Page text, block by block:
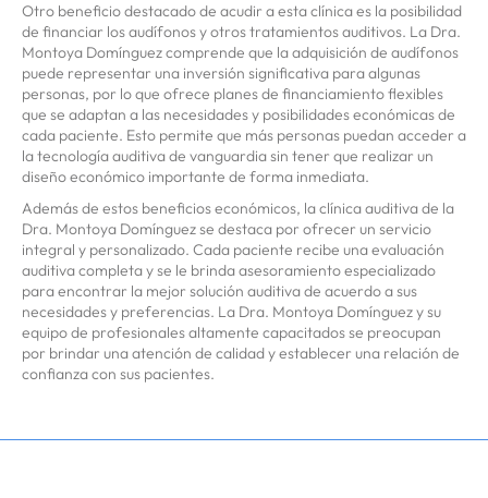
Otro beneficio destacado de acudir a esta clínica es la posibilidad
de financiar los audífonos y otros tratamientos auditivos. La Dra.
Montoya Domínguez comprende que la adquisición de audífonos
puede representar una inversión significativa para algunas
personas, por lo que ofrece planes de financiamiento flexibles
que se adaptan a las necesidades y posibilidades económicas de
cada paciente. Esto permite que más personas puedan acceder a
la tecnología auditiva de vanguardia sin tener que realizar un
diseño económico importante de forma inmediata.
Además de estos beneficios económicos, la clínica auditiva de la
Dra. Montoya Domínguez se destaca por ofrecer un servicio
integral y personalizado. Cada paciente recibe una evaluación
auditiva completa y se le brinda asesoramiento especializado
para encontrar la mejor solución auditiva de acuerdo a sus
necesidades y preferencias. La Dra. Montoya Domínguez y su
equipo de profesionales altamente capacitados se preocupan
por brindar una atención de calidad y establecer una relación de
confianza con sus pacientes.